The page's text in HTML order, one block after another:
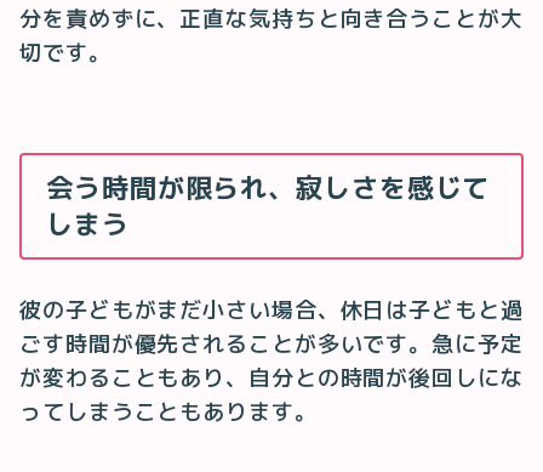
分を責めずに、正直な気持ちと向き合うことが大
切です。
会う時間が限られ、寂しさを感じて
しまう
彼の子どもがまだ小さい場合、休日は子どもと過
ごす時間が優先されることが多いです。急に予定
が変わることもあり、自分との時間が後回しにな
ってしまうこともあります。